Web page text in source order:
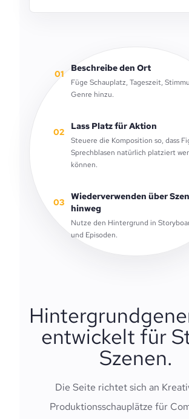
01
Beschreibe den Ort
Füge Schauplatz, Tageszeit,
Genre hinzu.
02
Lass Platz für Aktion
Steuere die Komposition so, dass
Sprechblasen natürlich platziert
können.
03
Wiederverwenden über
hinweg
Nutze den Hintergrund in
und Episoden.
entwickelt für
Szenen.
Die Seite richtet sich an
Produktionsschauplätze für